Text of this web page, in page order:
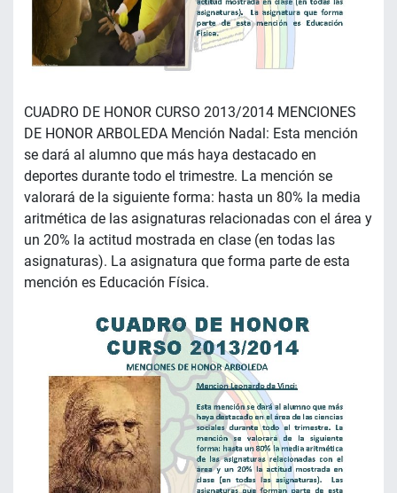
CUADRO DE HONOR CURSO 2013/2014 MENCIONES
DE HONOR ARBOLEDA Mención Nadal: Esta mención
se dará al alumno que más haya destacado en
deportes durante todo el trimestre. La mención se
valorará de la siguiente forma: hasta un 80% la media
aritmética de las asignaturas relacionadas con el área y
un 20% la actitud mostrada en clase (en todas las
asignaturas). La asignatura que forma parte de esta
mención es Educación Física.